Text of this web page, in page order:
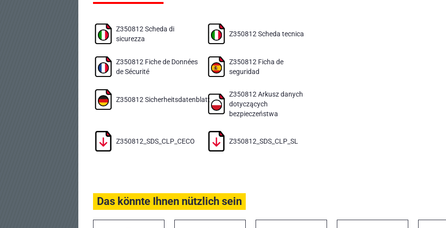
Z350812 Scheda di
sicurezza
Z350812 Scheda tecnica
Z350812 Fiche de Données
de Sécurité
Z350812 Ficha de
seguridad
Z350812 Sicherheitsdatenblatt
Z350812 Arkusz danych
dotyczących
bezpieczeństwa
Z350812_SDS_CLP_CECO Z350812_SDS_CLP_SL
Das könnte Ihnen nützlich sein